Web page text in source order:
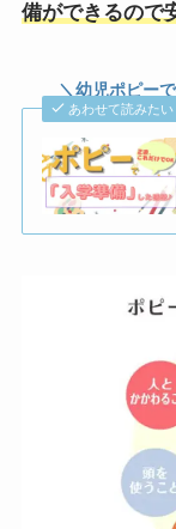
備ができるので
＼幼児ポピー
あわせて読みたい